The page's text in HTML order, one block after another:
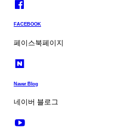
FACEBOOK
페이스북페이지
Naver Blog
네이버 블로그